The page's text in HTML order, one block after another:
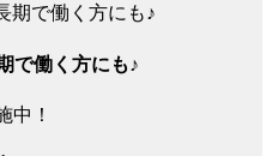
で働く方にも♪